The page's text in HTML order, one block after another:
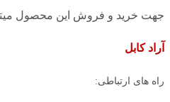
جهت خرید و فروش این محصول
آراد کابل
راه های ارتباطی: